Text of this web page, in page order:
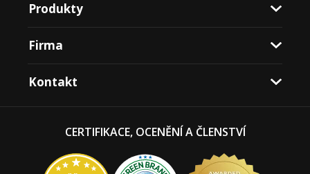
Produkty
Firma
Kontakt
CERTIFIKACE, OCENĚNÍ A ČLENSTVÍ